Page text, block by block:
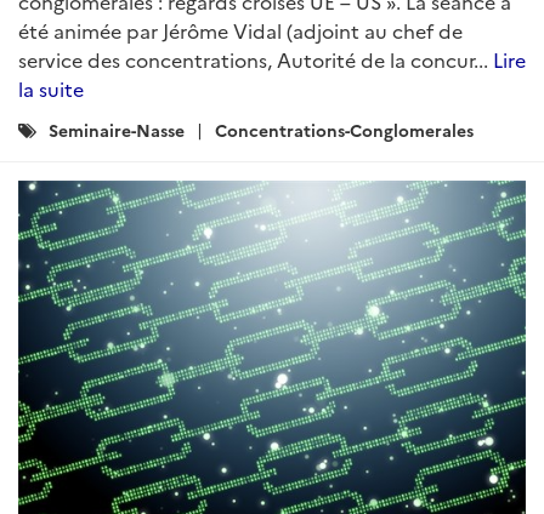
été animée par Jérôme Vidal (adjoint au chef de
service des concentrations, Autorité de la concur... Lire
la suite
Catégories
Seminaire-Nasse Concentrations-Conglomerales